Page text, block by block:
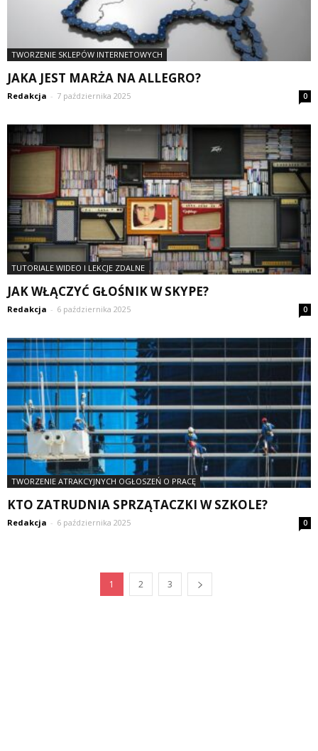
TWORZENIE SKLEPÓW INTERNETOWYCH
JAKA JEST MARŻA NA ALLEGRO?
Redakcja - 7 października 2025 0
TUTORIALE WIDEO I LEKCJE ZDALNE
JAK WŁĄCZYĆ GŁOŚNIK W SKYPE?
Redakcja - 6 października 2025 0
TWORZENIE ATRAKCYJNYCH OGŁOSZEŃ O PRACĘ
KTO ZATRUDNIA SPRZĄTACZKI W SZKOLE?
Redakcja - 6 października 2025 0
1 2 3